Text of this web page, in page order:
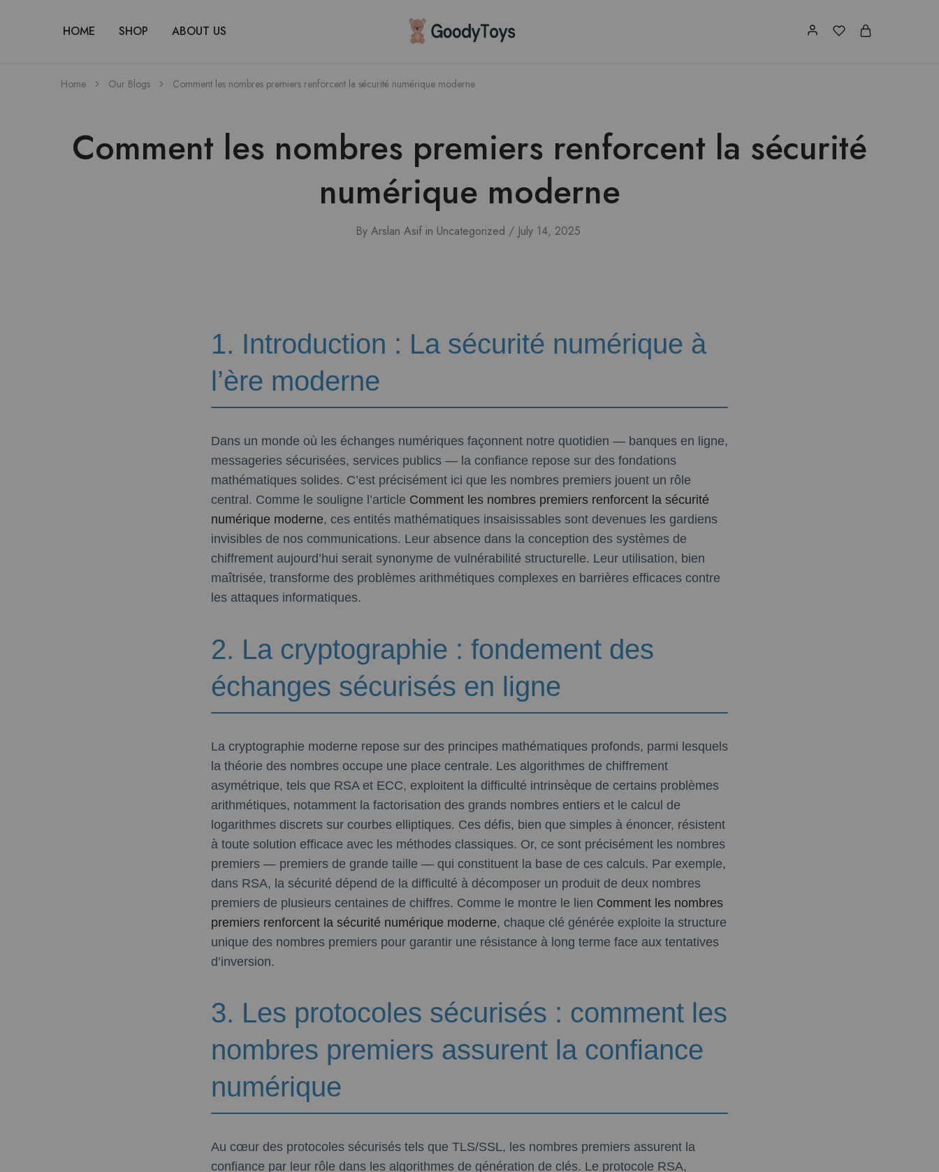
HOME SHOP ABOUT US Children
Toys
Home Our Blogs Comment les nombres premiers renforcent la sécurité numérique moderne
Comment les nombres premiers renforcent la sécurité
numérique moderne
By Arslan Asif in Uncategorized July 14, 2025
1. Introduction : La sécurité numérique à
l’ère moderne
Dans un monde où les échanges numériques façonnent notre quotidien — banques en ligne,
messageries sécurisées, services publics — la confiance repose sur des fondations
mathématiques solides. C’est précisément ici que les nombres premiers jouent un rôle
central. Comme le souligne l’article Comment les nombres premiers renforcent la sécurité
numérique moderne, ces entités mathématiques insaisissables sont devenues les gardiens
invisibles de nos communications. Leur absence dans la conception des systèmes de
chiffrement aujourd’hui serait synonyme de vulnérabilité structurelle. Leur utilisation, bien
maîtrisée, transforme des problèmes arithmétiques complexes en barrières efficaces contre
les attaques informatiques.
2. La cryptographie : fondement des
échanges sécurisés en ligne
La cryptographie moderne repose sur des principes mathématiques profonds, parmi lesquels
la théorie des nombres occupe une place centrale. Les algorithmes de chiffrement
asymétrique, tels que RSA et ECC, exploitent la difficulté intrinsèque de certains problèmes
arithmétiques, notamment la factorisation des grands nombres entiers et le calcul de
logarithmes discrets sur courbes elliptiques. Ces défis, bien que simples à énoncer, résistent
à toute solution efficace avec les méthodes classiques. Or, ce sont précisément les nombres
premiers — premiers de grande taille — qui constituent la base de ces calculs. Par exemple,
dans RSA, la sécurité dépend de la difficulté à décomposer un produit de deux nombres
premiers de plusieurs centaines de chiffres. Comme le montre le lien Comment les nombres
premiers renforcent la sécurité numérique moderne, chaque clé générée exploite la structure
unique des nombres premiers pour garantir une résistance à long terme face aux tentatives
d’inversion.
3. Les protocoles sécurisés : comment les
nombres premiers assurent la confiance
numérique
Au cœur des protocoles sécurisés tels que TLS/SSL, les nombres premiers assurent la
confiance par leur rôle dans les algorithmes de génération de clés. Le protocole RSA,